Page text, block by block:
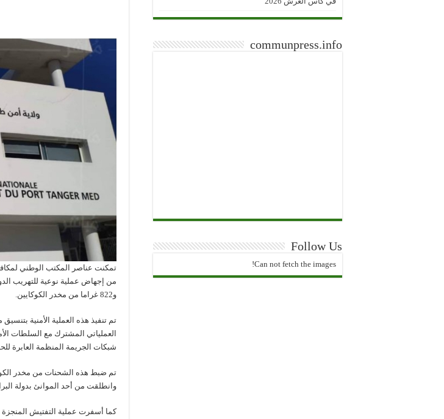
و822 غراما من مخدر الكوكايين.
تم تنفيذ هذه العملية الأمنية
العملياتي المشترك مع السلطات
شبكات الجريمة المنظمة العابرة
تم ضبط هذه الشحنات من مخدر
وانطلقت من أحد الموانئ بدولة
كما أسفرت عملية التفتيش
communpress.info
Follow Us
Can not fetch the images!